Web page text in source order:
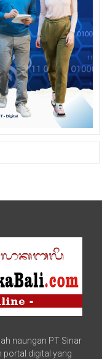
naungan PT Sinar
portal digital yang